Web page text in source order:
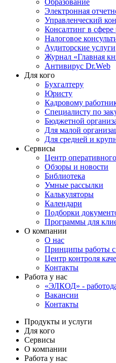
Образование
Электронная
Управленческий
Консалтинг в
Налоговое
Аудиторские услуги
Журнал «Главная
Антивирус Dr.Web
Для кого
Бухгалтеру
Юристу
Кадровому
Специалисту по
Бюджетной
Для малой
Для средней и
Сервисы
Центр
Обзоры и новости
Библиотека
Умные рассылки
Калькуляторы
Календари
Подборки
Программы для
О компании
О нас
Принципы работы
Центр контроля
Контакты
Работа у нас
«ЭЛКОД» -
Вакансии
Контакты
Продукты и услуги
Для кого
Сервисы
О компании
Работа у нас